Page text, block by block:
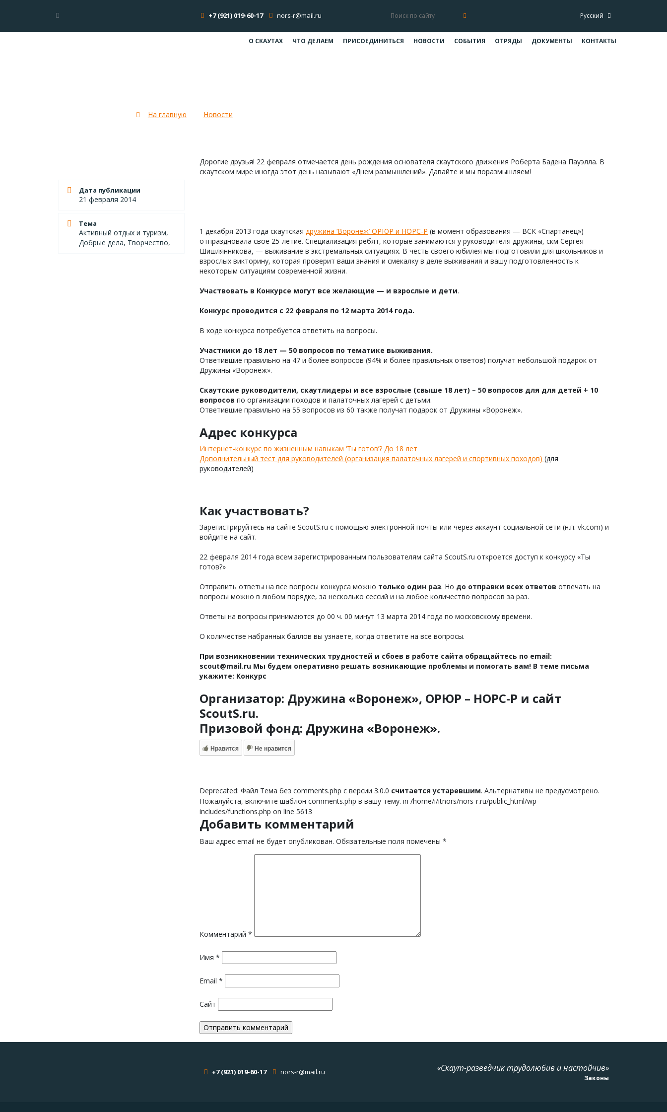
+7 (921) 019-60-17 nors-r@mail.ru Русский
О СКАУТАХ ЧТО ДЕЛАЕМ ПРИСОЕДИНИТЬСЯ НОВОСТИ СОБЫТИЯ ОТРЯДЫ ДОКУМЕНТЫ КОНТАКТЫ
На главную Новости
Дата публикации
21 февраля 2014
Тема
Активный отдых и туризм,
Добрые дела, Творчество,
Дорогие друзья! 22 февраля отмечается день рождения основателя скаутского движения Роберта Бадена Пауэлла. В
скаутском мире иногда этот день называют «Днем размышлений». Давайте и мы поразмышляем!
1 декабря 2013 года скаутская дружина ‘Воронеж’ ОРЮР и НОРС-Р (в момент образования — ВСК «Спартанец»)
отпраздновала свое 25-летие. Специализация ребят, которые занимаются у руководителя дружины, скм Сергея
Шишлянникова, — выживание в экстремальных ситуациях. В честь своего юбилея мы подготовили для школьников и
взрослых викторину, которая проверит ваши знания и смекалку в деле выживания и вашу подготовленность к
некоторым ситуациям современной жизни.
Участвовать в Конкурсе могут все желающие — и взрослые и дети.
Конкурс проводится с 22 февраля по 12 марта 2014 года.
В ходе конкурса потребуется ответить на вопросы.
Участники до 18 лет — 50 вопросов по тематике выживания.
Ответившие правильно на 47 и более вопросов (94% и более правильных ответов) получат небольшой подарок от
Дружины «Воронеж».
Скаутские руководители, скаутлидеры и все взрослые (свыше 18 лет) – 50 вопросов для для детей + 10
вопросов по организации походов и палаточных лагерей с детьми.
Ответившие правильно на 55 вопросов из 60 также получат подарок от Дружины «Воронеж».
Адрес конкурса
Интернет-конкурс по жизненным навыкам ‘Ты готов’? До 18 лет
Дополнительный тест для руководителей (организация палаточных лагерей и спортивных походов) (для
руководителей)
Как участвовать?
Зарегистрируйтесь на сайте ScoutS.ru с помощью электронной почты или через аккаунт социальной сети (н.п. vk.com) и
войдите на сайт.
22 февраля 2014 года всем зарегистрированным пользователям сайта ScoutS.ru откроется доступ к конкурсу «Ты
готов?»
Отправить ответы на все вопросы конкурса можно только один раз. Но до отправки всех ответов отвечать на
вопросы можно в любом порядке, за несколько сессий и на любое количество вопросов за раз.
Ответы на вопросы принимаются до 00 ч. 00 минут 13 марта 2014 года по московскому времени.
О количестве набранных баллов вы узнаете, когда ответите на все вопросы.
При возникновении технических трудностей и сбоев в работе сайта обращайтесь по email:
scout@mail.ru Мы будем оперативно решать возникающие проблемы и помогать вам! В теме письма
укажите: Конкурс
Организатор: Дружина «Воронеж», ОРЮР – НОРС-Р и сайт
ScoutS.ru.
Призовой фонд: Дружина «Воронеж».
Нравится Не нравится
Deprecated: Файл Тема без comments.php с версии 3.0.0 считается устаревшим. Альтернативы не предусмотрено.
Пожалуйста, включите шаблон comments.php в вашу тему. in /home/i/itnors/nors-r.ru/public_html/wp-
includes/functions.php on line 5613
Добавить комментарий
Ваш адрес email не будет опубликован. Обязательные поля помечены *
Комментарий *
Имя *
Email *
Сайт
+7 (921) 019-60-17 nors-r@mail.ru «Скаут-разведчик трудолюбив и настойчив»
Законы